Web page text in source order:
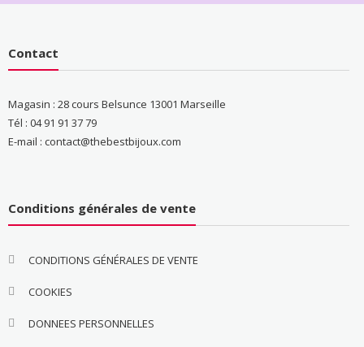
Contact
Magasin : 28 cours Belsunce 13001 Marseille
Tél : 04 91 91 37 79
E-mail : contact@thebestbijoux.com
Conditions générales de vente
CONDITIONS GÉNÉRALES DE VENTE
COOKIES
DONNEES PERSONNELLES